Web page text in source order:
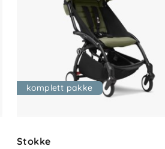
komplett pakke
Stokke